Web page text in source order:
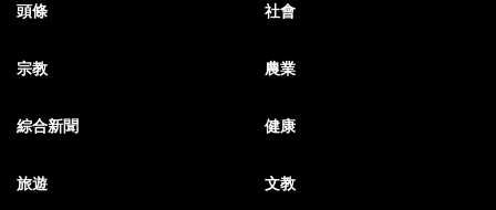
頭條 社會
宗教 農業
綜合新聞 健康
旅遊 文教